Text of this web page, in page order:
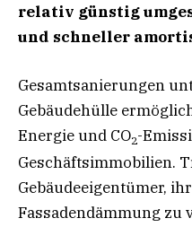
relativ günstig
und schneller
Gesamtsanierungen
Gebäudehülle
Energie und CO2-
Geschäftsimmobilien.
Gebäudeeigentümer,
Fassadendämmung zu